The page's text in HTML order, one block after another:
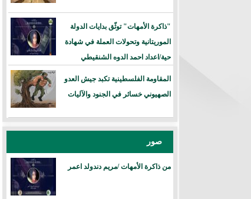
"ذاكرة الأمهات" توثّق بدايات الدولة
الموريتانية وتحولات العملة في شهادة
حية/اعداد احمد الدوه الشنقيطي
المقاومة الفلسطينية تكبد جيش العدو
الصهيوني خسائر في الجنود والآليات
صور
من ذاكرة الأمهات /مريم دندولد اعمر